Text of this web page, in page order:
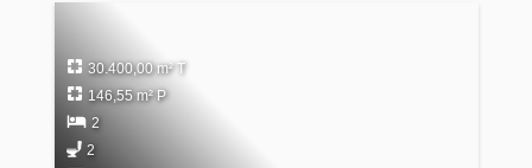
30.400,00 m² T
146,55 m² P
2
2